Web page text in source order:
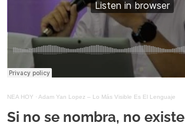
NEA HOY · Adam Yan Lopez – Lo Más Visible Es El Lenguaje
Si no se nombra, no existe